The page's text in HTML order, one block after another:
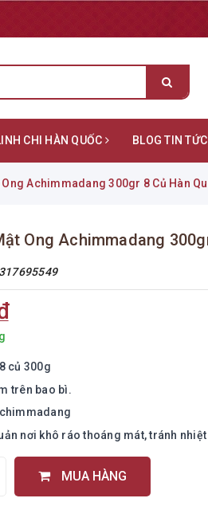
CHI HÀN QUỐC BLOG TIN TỨC
Ong Achimmadang 300gr 8 Củ Hàn
Ong Achimmadang
củ 300g
trên bao bì.
nơi khô ráo thoáng mát, tránh
MUA HÀNG